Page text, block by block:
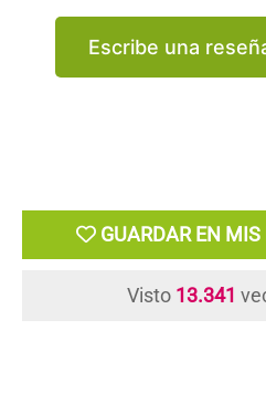
Escribe una
GUARDAR EN MIS
Visto 13.341